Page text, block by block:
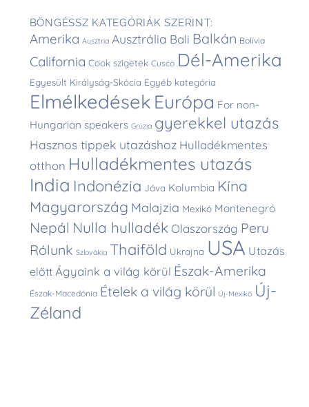
BÖNGÉSSZ KATEGÓRIÁK SZERINT:
Amerika Ausztria Ausztrália Bali Balkán Bolívia
California Cook szigetek Cusco Dél-Amerika
Egyesült Királyság-Skócia Egyéb kategória
Elmélkedések Európa For non-
Hungarian speakers Grúzia gyerekkel utazás
Hasznos tippek utazáshoz Hulladékmentes
otthon Hulladékmentes utazás
India Indonézia Jáva Kolumbia Kína
Magyarország Malajzia Mexikó Montenegró
Nepál Nulla hulladék Olaszország Peru
Rólunk Szlovákia Thaiföld Ukrajna USA Utazás
előtt Ágyaink a világ körül Észak-Amerika
Észak-Macedónia Ételek a világ körül Új-Mexikó Új-
Zéland